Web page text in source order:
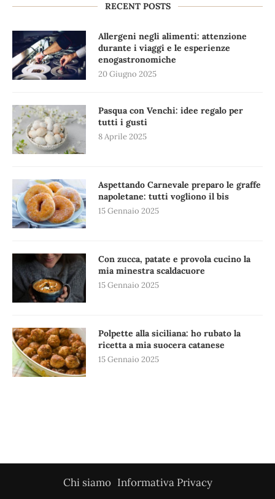
RECENT POSTS
Allergeni negli alimenti: attenzione
durante i viaggi e le esperienze
enogastronomiche
20 Giugno 2025
Pasqua con Venchi: idee regalo per
tutti i gusti
8 Aprile 2025
Aspettando Carnevale preparo le graffe
napoletane: tutti vogliono il bis
15 Gennaio 2025
Con zucca, patate e provola cucino la
mia minestra scaldacuore
15 Gennaio 2025
Polpette alla siciliana: ho rubato la
ricetta a mia suocera catanese
15 Gennaio 2025
Chi siamo Informativa Privacy